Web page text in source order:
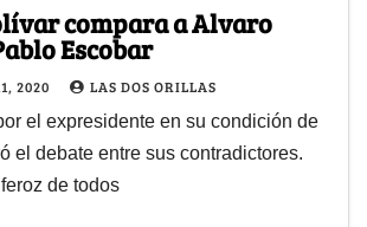
compara a Alvaro
Escobar
2020 LAS DOS ORILLAS
el expresidente en su condición de
el debate entre sus contradictores.
de todos